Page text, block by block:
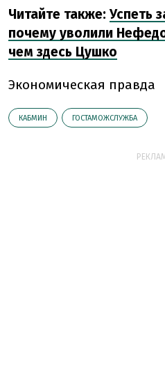
Читайте также: Успеть
почему уволили
чем здесь Цушко
Экономическая правда
КАБМИН ГОСТАМОЖСЛУЖБА